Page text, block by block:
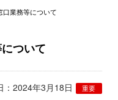
口業務等について
ついて
：2024年3月18日 重要